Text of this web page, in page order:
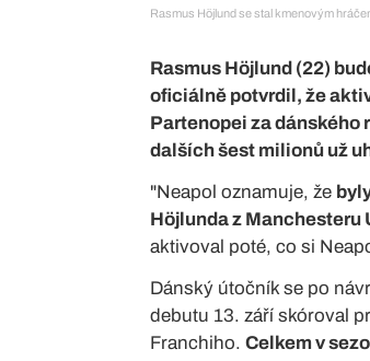
Rasmus Höjlund se stal kmenovým
Rasmus Höjlund (22)
oficiálně potvrdil, že
Partenopei za dánského
dalších šest milionů už
"Neapol oznamuje, že
Höjlunda z Manchesteru
aktivoval poté, co si
Dánský útočník se po
debutu 13. září skóroval
Franchiho. Celkem v